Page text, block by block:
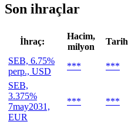
Son ihraçlar
İhraç:
Hacim,
milyon
Tarih
SEB, 6.75%
perp., USD
*** ***
SEB,
3.375%
7may2031,
EUR
*** ***